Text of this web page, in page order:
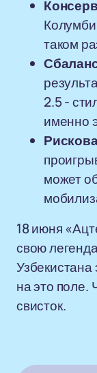
таком
2.5 -
именно
может
18 июня
свою
на это поле.
свисток.